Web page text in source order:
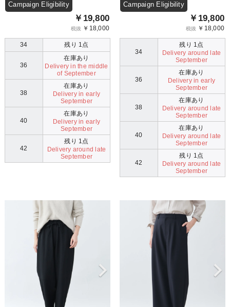
Campaign Eligibility
￥19,800
税抜 ￥18,000
34 残り 1点
36
在庫あり
Delivery in the middle
of September
38
在庫あり
Delivery in early
September
40
在庫あり
Delivery in early
September
42
残り 1点
Delivery around late
September
Campaign Eligibility
￥19,800
税抜 ￥18,000
34
残り 1点
Delivery around late
September
36
在庫あり
Delivery in early
September
38
在庫あり
Delivery around late
September
40
在庫あり
Delivery around late
September
42
残り 1点
Delivery around late
September